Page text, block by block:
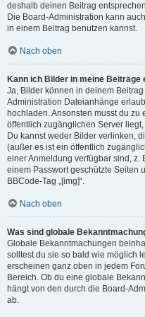
deshalb deinen Beitrag
Die Board-Administration kann
in einem Beitrag benutzen kannst.
Nach oben
Kann ich Bilder in meine Beiträge
Ja, Bilder können in deinem
Administration Dateianhänge
hochladen. Ansonsten musst du
öffentlich zugänglichen Server
Du kannst weder Bilder verlinken,
(außer es ist ein öffentlich
einer Anmeldung verfügbar sind, z.
einem Passwort geschützte Seiten
BBCode-Tag „[img]“.
Nach oben
Was sind globale
Globale Bekanntmachungen
solltest du sie so bald wie möglich
erscheinen ganz oben in jedem
Bereich. Ob du eine globale
hängt von den durch die Board-
ab.